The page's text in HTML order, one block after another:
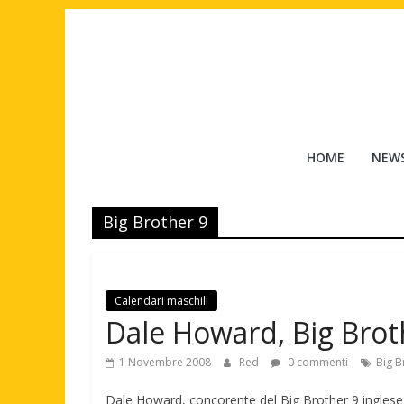
Tuttouomini
Cinema,
Motori,
news
maschile
HOME
Big Brother 9
Calendari maschili
Dale Howard, Big
1 Novembre 2008 Red 0 commenti Big
Dale Howard, concorente del Big Brother 9